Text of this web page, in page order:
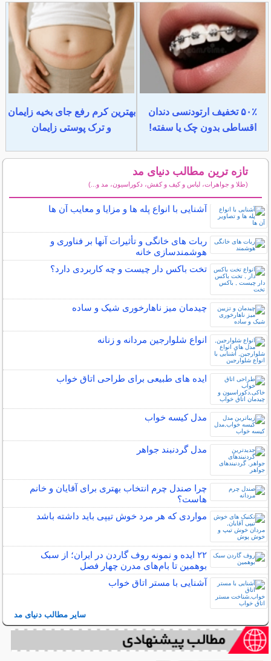
۵۰٪ تخفیف ارتودنسی دندان
اقساطی بدون چک یا سفته!
بهترین کرم رفع جای بخیه زایمان
و ترک پوستی زایمان
تازه ترین مطالب دنیای مد
(طلا و جواهرات، لباس و کیف و کفش، دکوراسیون، مد و...)
آشنایی با انواع پله ها و مزایا و معایب آن ها
ربات ‌های خانگی و تأثیرات آنها بر فناوری و
هوشمندسازی خانه
تخت باکس دار چیست و چه کاربردی دارد؟
چیدمان میز ناهارخوری شیک و ساده
انواع شلوارجین مردانه و زنانه
ایده های طبیعی برای طراحی اتاق خواب
مدل کیسه خواب
مدل گردنبند جواهر
چرا صندل چرم انتخاب بهتری برای آقایان و خانم
هاست؟
مواردی که هر مرد خوش تیپی باید داشته باشد
۲۲ ایده و نمونه روف گاردن در ایران؛ از سبک
بوهمین تا بام‌های مدرن چهار فصل
آشنایی با مستر اتاق خواب
سایر مطالب دنیای مد